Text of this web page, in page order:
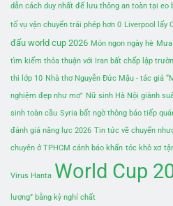
dẫn cách duy nhất để lưu thông an toàn tại eo
tố vụ vận chuyển trái phép hơn 0 Liverpool lấy
đấu world cup 2026 Món ngon ngày hè
tìm kiếm thỏa thuận với Iran bất chấp lập
thi lớp 10 Nhà thơ Nguyễn Đức Mậu - tác giả
nghiệm đẹp như mơ" Nữ sinh Hà Nội giành
sinh toàn cầu Syria bất ngờ thông báo tiếp
đánh giá năng lực 2026 Tin tức về chuyển
chuyên ở TPHCM cảnh báo khẩn tóc khô xơ
Virus Hanta World Cup
lượng” bằng kỳ nghỉ chất